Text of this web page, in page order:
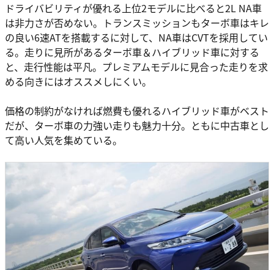
ドライバビリティが優れる上位2モデルに比べると2L NA車
は非力さが否めない。トランスミッションもターボ車はキレ
の良い6速ATを搭載するに対して、NA車はCVTを採用してい
る。走りに見所があるターボ車＆ハイブリッド車に対する
と、走行性能は平凡。プレミアムモデルに見合った走りを求
める向きにはオススメしにくい。
価格の制約がなければ燃費も優れるハイブリッド車がベスト
だが、ターボ車の力強い走りも魅力十分。ともに中古車とし
て高い人気を集めている。